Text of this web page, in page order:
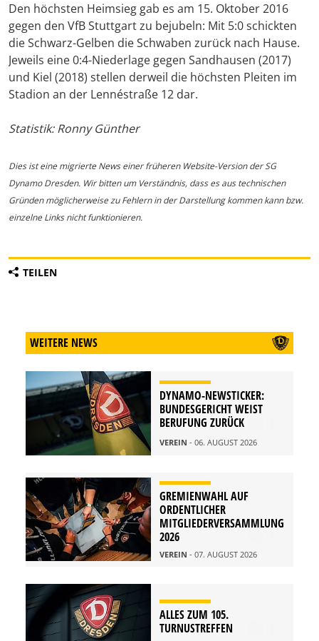
Den höchsten Heimsieg gab es am 15. Oktober 2016
gegen den VfB Stuttgart zu bejubeln: Mit 5:0 schickten
die Schwarz-Gelben die Schwaben zurück nach Hause.
Jeweils eine 0:4-Niederlage gegen Sandhausen (2017)
und Kiel (2018) stellen derweil die höchsten Pleiten im
Stadion an der Lennéstraße 12 dar.
Statistik: Ronny Günther
Dies ist eine migrierte News einer früheren Website-Version der SG
Dynamo Dresden. Wir bitten um Verständnis, dass es aus technischen
Gründen möglicherweise zu Fehlern in der Darstellung kommen kann bzw.
einzelne Links nicht funktionieren.
TEILEN
WEITERE NEWS
DYNAMO-NEWSTICKER:
BUNDESGERICHT WEIST
BERUFUNG ZURÜCK
VEREIN - 06. AUGUST 2026
GREMIENWAHL AUF
ORDENTLICHER
MITGLIEDERVERSAMMLUNG
2026
VEREIN - 07. AUGUST 2026
ALLES ZUM 105.
TURNUSTREFFEN